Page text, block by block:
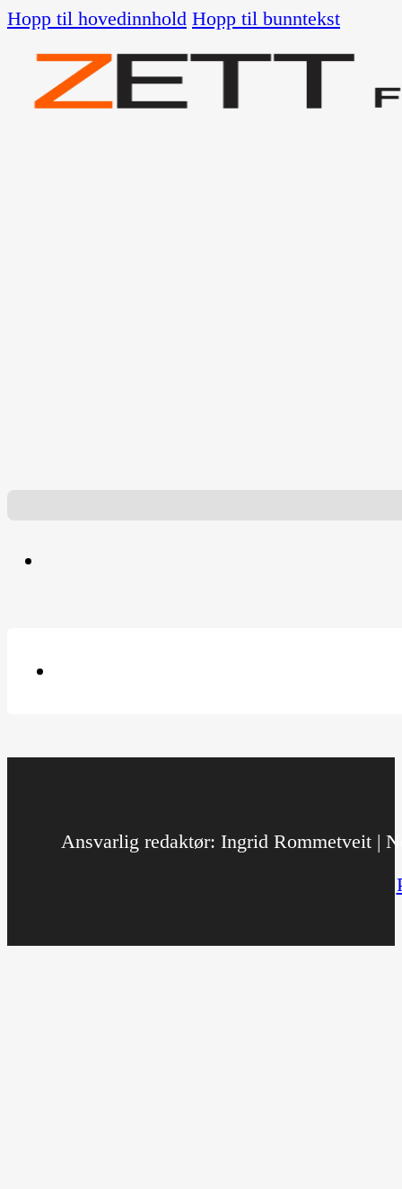
Hopp til hovedinnhold Hopp til bunntekst
Ansvarlig redaktør: Ingrid Rommetveit |